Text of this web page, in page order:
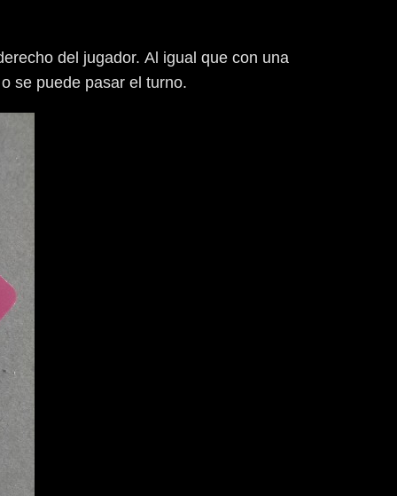
del jugador. Al igual que con una
se puede pasar el turno.